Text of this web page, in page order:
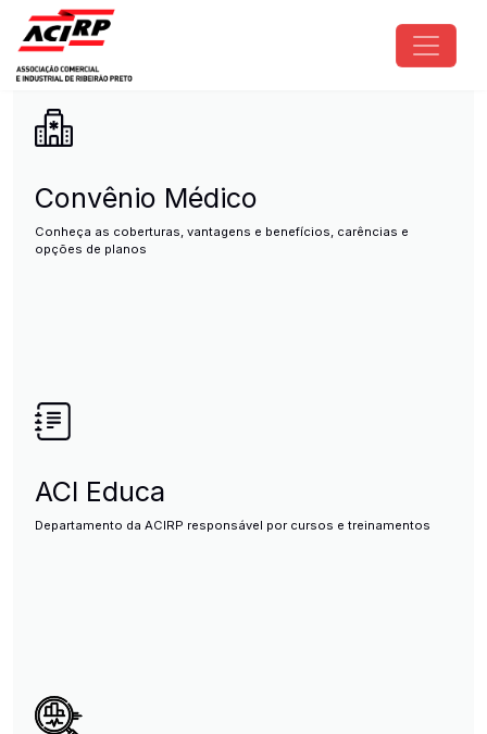
Pular para o conteúdo principal
ACIRP - Associação Comercial
Convênio Médico
Conheça as coberturas, vantagens e benefícios, carências e
opções de planos
ACI Educa
Departamento da ACIRP responsável por cursos e treinamentos